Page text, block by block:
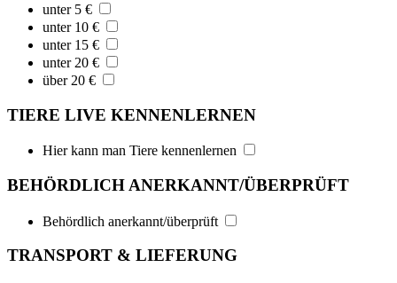
unter 5 €
unter 10 €
unter 15 €
unter 20 €
über 20 €
TIERE LIVE KENNENLERNEN
Hier kann man Tiere kennenlernen
BEHÖRDLICH ANERKANNT/ÜBERPRÜFT
Behördlich anerkannt/überprüft
TRANSPORT & LIEFERUNG